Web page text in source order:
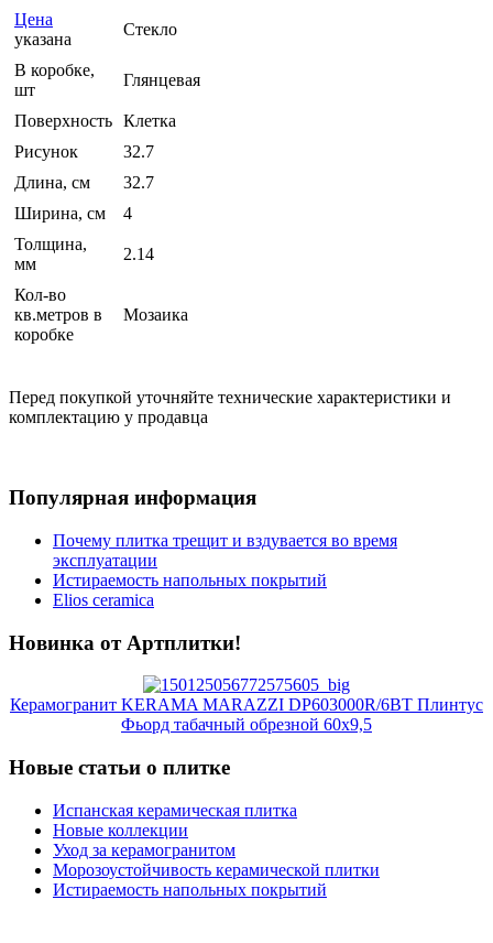
Цена
указана
Стекло
В коробке,
шт
Глянцевая
Поверхность Клетка
Рисунок
32.7
Длина, см
32.7
Ширина, см
4
Толщина,
мм
2.14
Кол-во
кв.метров в
коробке
Мозаика
Перед покупкой уточняйте технические характеристики и
комплектацию у продавца
Популярная информация
Почему плитка трещит и вздувается во время
эксплуатации
Истираемость напольных покрытий
Elios ceramica
Новинка от Артплитки!
Керамогранит KERAMA MARAZZI DP603000R/6BT Плинтус
Фьорд табачный обрезной 60х9,5
Новые статьи о плитке
Испанская керамическая плитка
Новые коллекции
Уход за керамогранитом
Морозоустойчивость керамической плитки
Истираемость напольных покрытий